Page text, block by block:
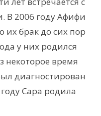
2006 году Афифи
их брак до сих пор
у них родился
некоторое время
диагностирован
Сара родила